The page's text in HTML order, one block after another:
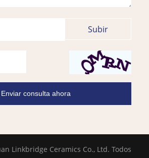
Linkbridge Ceramics Co., Ltd. Todos